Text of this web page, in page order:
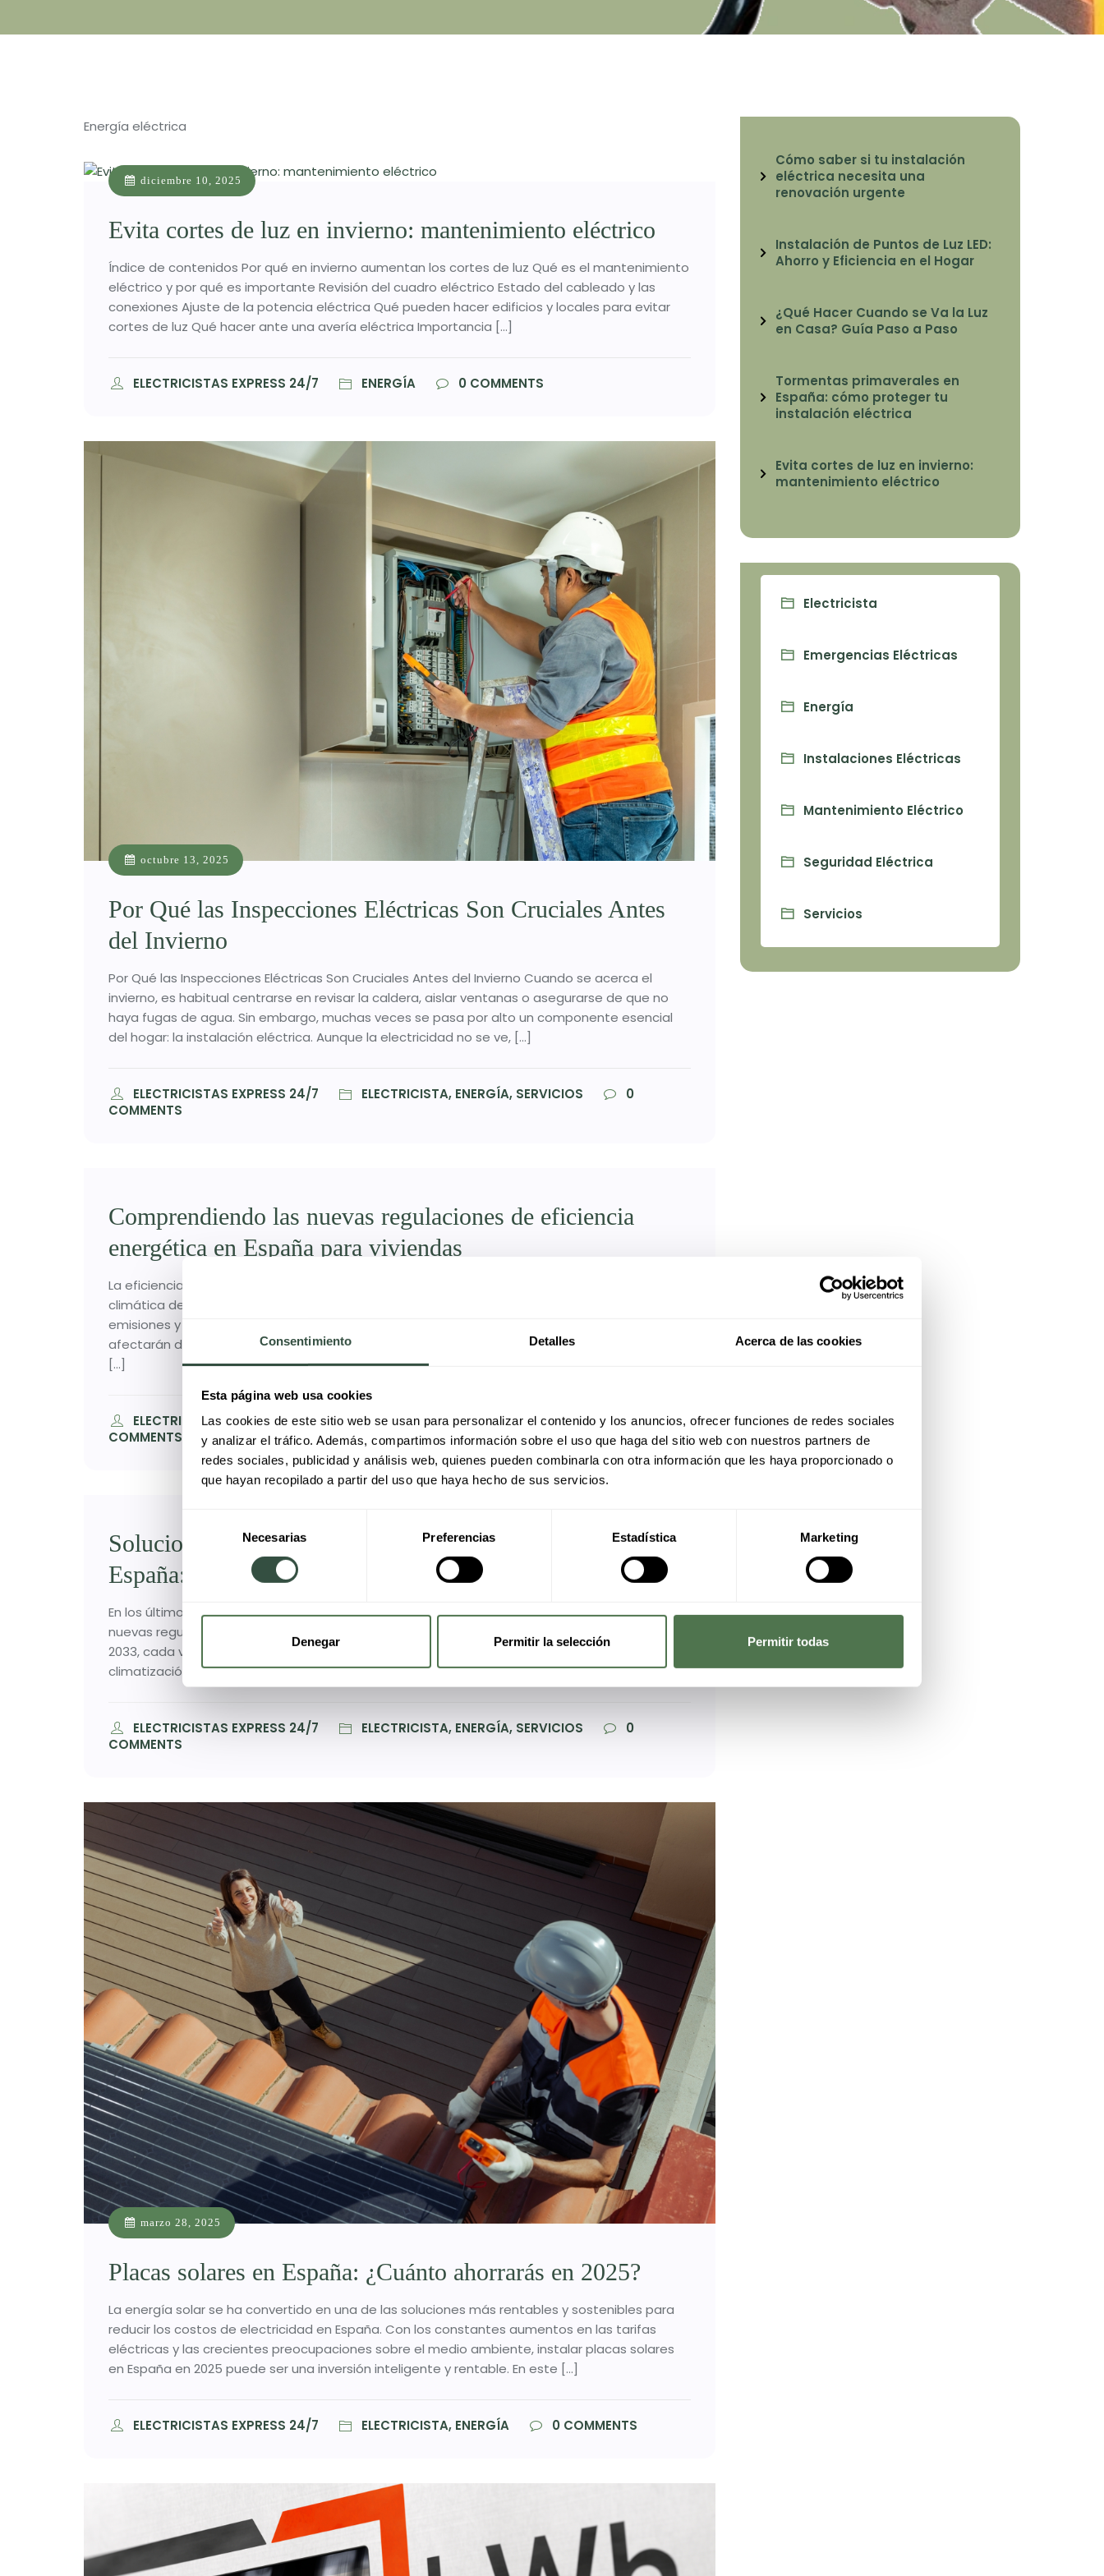
Consentimiento Detalles Acerca de las cookies
Esta página web usa cookies
Las cookies de este sitio web se usan para personalizar el contenido y los anuncios, ofrecer funciones de redes sociales
y analizar el tráfico. Además, compartimos información sobre el uso que haga del sitio web con nuestros partners de
redes sociales, publicidad y análisis web, quienes pueden combinarla con otra información que les haya proporcionado o
que hayan recopilado a partir del uso que haya hecho de sus servicios.
consentimiento
Necesarias Preferencias Estadística Marketing
Denegar Permitir la selección Permitir todas
Energía eléctrica
diciembre 10, 2025
Evita cortes de luz en invierno: mantenimiento eléctrico
Índice de contenidos Por qué en invierno aumentan los cortes de luz Qué es el mantenimiento
eléctrico y por qué es importante Revisión del cuadro eléctrico Estado del cableado y las
conexiones Ajuste de la potencia eléctrica Qué pueden hacer edificios y locales para evitar
cortes de luz Qué hacer ante una avería eléctrica Importancia […]
ELECTRICISTAS EXPRESS 24/7 ENERGÍA 0 COMMENTS
octubre 13, 2025
Por Qué las Inspecciones Eléctricas Son Cruciales Antes
del Invierno
Por Qué las Inspecciones Eléctricas Son Cruciales Antes del Invierno Cuando se acerca el
invierno, es habitual centrarse en revisar la caldera, aislar ventanas o asegurarse de que no
haya fugas de agua. Sin embargo, muchas veces se pasa por alto un componente esencial
del hogar: la instalación eléctrica. Aunque la electricidad no se ve, […]
ELECTRICISTAS EXPRESS 24/7 ELECTRICISTA, ENERGÍA, SERVICIOS
0
COMMENTS
Comprendiendo las nuevas regulaciones de eficiencia
energética en España para viviendas
La eficiencia energética se ha convertido en un pilar fundamental dentro de la política
climática de la Unión Europea, y España no es la excepción. Con el objetivo de reducir
emisiones y optimizar el consumo, el Gobierno ha aprobado nuevas regulaciones que
afectarán directamente a todos los propietarios de viviendas. Si eres propietario, inquilino o
[…]
ELECTRICISTAS EXPRESS 24/7 ELECTRICISTA, ENERGÍA, SERVICIOS
0
COMMENTS
Soluciones de calefacción renovables y ecológicas en
España: el auge de la climatización sostenible
En los últimos años, España ha dado pasos firmes hacia la transición energética. Con las
nuevas regulaciones de eficiencia energética para viviendas que entrarán en vigor en 2030 y
2033, cada vez más propietarios buscan alternativas renovables para la calefacción y la
climatización. La buena noticia es que existen soluciones ecológicas que no solo ayudan […]
ELECTRICISTAS EXPRESS 24/7 ELECTRICISTA, ENERGÍA, SERVICIOS
0
COMMENTS
marzo 28, 2025
Placas solares en España: ¿Cuánto ahorrarás en 2025?
La energía solar se ha convertido en una de las soluciones más rentables y sostenibles para
reducir los costos de electricidad en España. Con los constantes aumentos en las tarifas
eléctricas y las crecientes preocupaciones sobre el medio ambiente, instalar placas solares
en España en 2025 puede ser una inversión inteligente y rentable. En este […]
ELECTRICISTAS EXPRESS 24/7 ELECTRICISTA, ENERGÍA 0 COMMENTS
Cómo saber si tu instalación
eléctrica necesita una
renovación urgente
Instalación de Puntos de Luz LED:
Ahorro y Eficiencia en el Hogar
¿Qué Hacer Cuando se Va la Luz
en Casa? Guía Paso a Paso
Tormentas primaverales en
España: cómo proteger tu
instalación eléctrica
Evita cortes de luz en invierno:
mantenimiento eléctrico
Electricista
Emergencias Eléctricas
Energía
Instalaciones Eléctricas
Mantenimiento Eléctrico
Seguridad Eléctrica
Servicios